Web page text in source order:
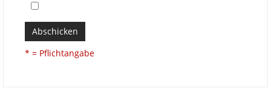
Abschicken
* = Pflichtangabe